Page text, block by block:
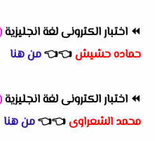
⏪ اختبار الكترونى لغة انجليزية
حماده حشيش👈
👈من هنا
⏪ اختبار الكترونى لغة انجليزية
محمد الشعراوى👈
👈من هنا